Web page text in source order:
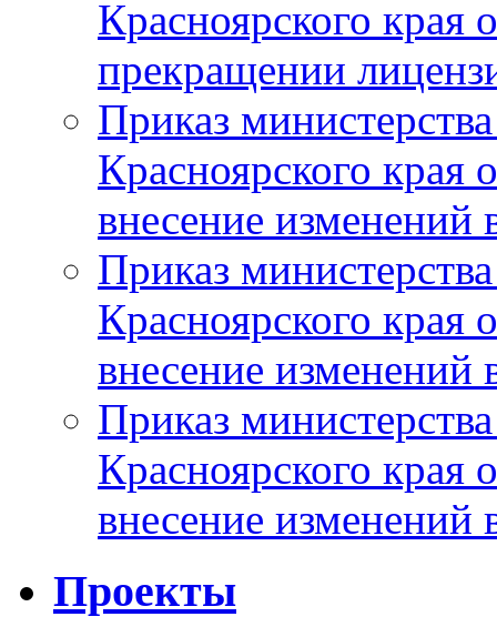
Красноярского
прекращении
Приказ
Красноярского
внесение изменений
Приказ
Красноярского
внесение изменений
Приказ
Красноярского
внесение изменений
Проекты